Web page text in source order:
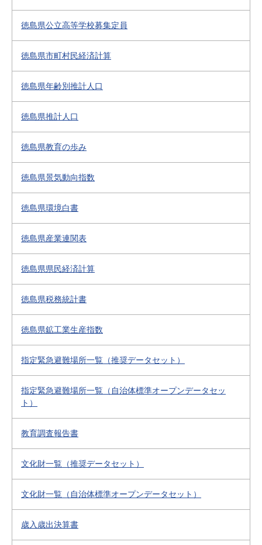
徳島県公立高等学校募集定員
徳島県市町村民経済計算
徳島県年齢別推計人口
徳島県推計人口
徳島県教育の歩み
徳島県景気動向指数
徳島県環境白書
徳島県産業連関表
徳島県県民経済計算
徳島県税務統計書
徳島県鉱工業生産指数
指定緊急避難場所一覧（推奨データセット）
指定緊急避難場所一覧（自治体標準オープンデータセッ
ト）
教育調査報告書
文化財一覧（推奨データセット）
文化財一覧（自治体標準オープンデータセット）
歳入歳出決算書